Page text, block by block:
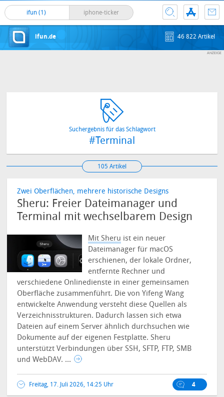
ifun (1) iphone-ticker
ifun.de 46 822 Artikel
Suchergebnis für das Schlagwort
#Terminal
105 Artikel
Zwei Oberflächen, mehrere historische Designs
Sheru: Freier Dateimanager und
Terminal mit wechselbarem Design
Mit Sheru ist ein neuer
Dateimanager für macOS
erschienen, der lokale Ordner,
entfernte Rechner und
verschiedene Onlinedienste in einer gemeinsamen
Oberfläche zusammenführt. Die von Yifeng Wang
entwickelte Anwendung versteht diese Quellen als
Verzeichnisstrukturen. Dadurch lassen sich etwa
Dateien auf einem Server ähnlich durchsuchen wie
Dokumente auf der eigenen Festplatte.Sheru
unterstützt Verbindungen über SSH, SFTP, FTP, SMB
und WebDAV. ...
Freitag, 17. Juli 2026, 14:25 Uhr 4